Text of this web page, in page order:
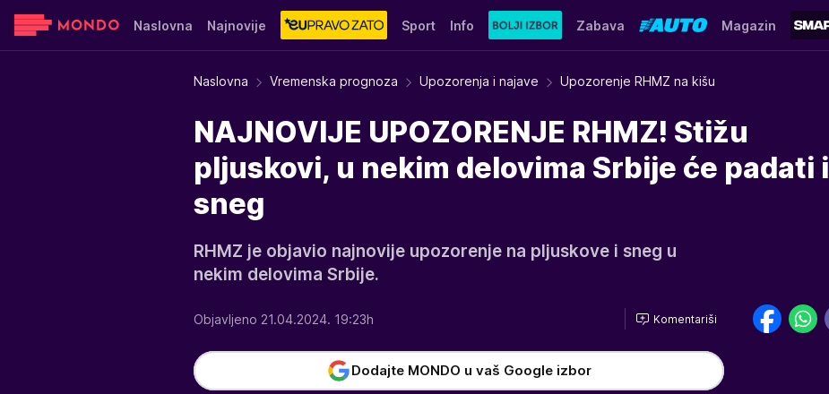
Naslovna Najnovije Sport Info Zabava Magazin
Stvar ukusa Yumama
Naslovna Vremenska prognoza Upozorenja i najave Upozorenje RHMZ na kišu
NAJNOVIJE UPOZORENJE RHMZ! Stižu
pljuskovi, u nekim delovima Srbije će padati i
sneg
RHMZ je objavio najnovije upozorenje na pljuskove i sneg u
nekim delovima Srbije.
Objavljeno 21.04.2024. 19:23h Komentariši
Dodajte MONDO u vaš Google izbor